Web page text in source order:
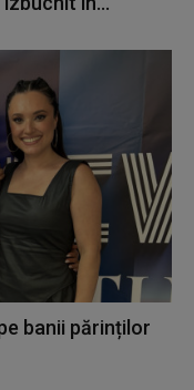
banii părinților